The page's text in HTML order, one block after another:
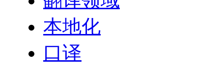
本地化
口译